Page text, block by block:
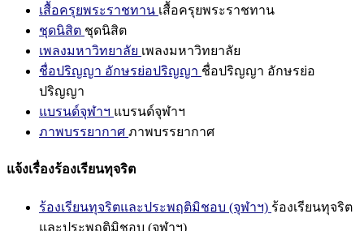
เสื้อครุยพระราชทาน เสื้อครุยพระราชทาน
ชุดนิสิต ชุดนิสิต
เพลงมหาวิทยาลัย เพลงมหาวิทยาลัย
ชื่อปริญญา อักษรย่อปริญญา ชื่อปริญญา อักษรย่อ
ปริญญา
แบรนด์จุฬาฯ แบรนด์จุฬาฯ
ภาพบรรยากาศ ภาพบรรยากาศ
แจ้งเรื่องร้องเรียนทุจริต
ร้องเรียนทุจริตและประพฤติมิชอบ (จุฬาฯ) ร้องเรียนทุจริต
และประพฤติมิชอบ (จุฬาฯ)